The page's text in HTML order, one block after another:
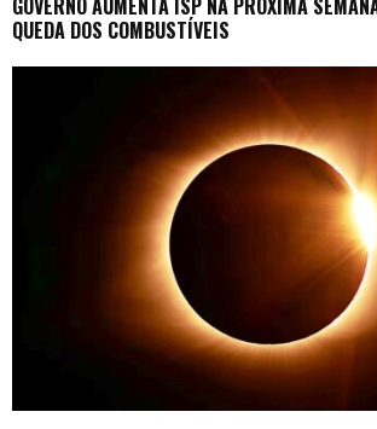
GOVERNO AUMENTA ISP NA PRÓXIMA
QUEDA DOS COMBUSTÍVEIS